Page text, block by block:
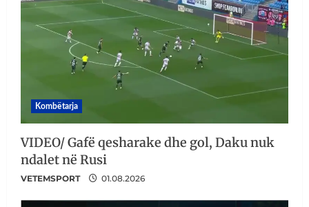
Kombëtarja
VIDEO/ Gafë qesharake dhe gol, Daku nuk
ndalet në Rusi
VETEMSPORT 01.08.2026